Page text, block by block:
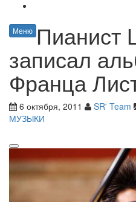
Меню Пианист
записал
Франца
6 октября, 2011 SR' Team
МУЗЫКИ